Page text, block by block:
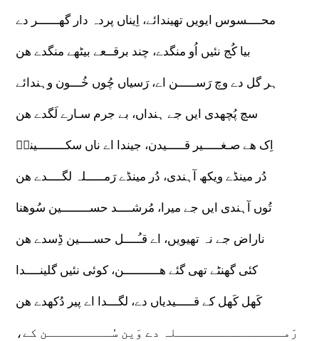
محــــسوس ایویں تھیندائے، اِیناں پردہ دار گھــــــر دے
بیا کُج نئیں اُو منگدے، چند برقــعے بیٹھے منگدے ھن
ہر گل دے وچ رَســـــن اے، رَسیاں چُوں خُـــون وہندائے
سچ پُچھدی ایں جے ہنداں، بے جرم سـارے لَگدے ھن
اِک ھے صـغـــــیر قـــــیدن، جیندا اے ناں سکــــــــینہؑ
دُر مینڈے ویکھ آہندی، دُر مینڈے رَمـــــلہ لگــــدے ھن
تُوں آہندی ایں جے میرا، مُرشــــد حســــــــین سُوھنا
ناراض جے نہ تھیویں، اے قـُــــل حســــین ڈِسدے ھن
کئی گھنٹے تھی گئے ھــــــــــن، کوئی نئیں گلینــــدا
کَھل کَھل کے قـــــیدیاں دے، لگـــدا اے پیر دُکھدے ھن
رَمـــــــــــــــلہ دے وَین سُـــــــــن کے،